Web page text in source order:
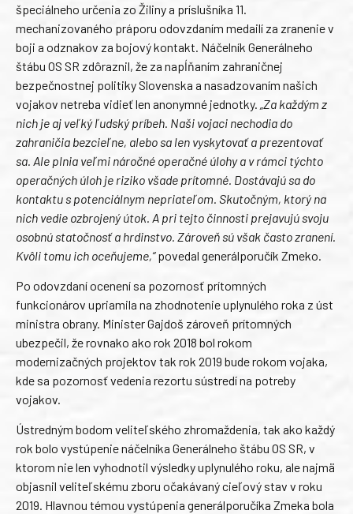
špeciálneho určenia zo Žiliny a príslušníka 11.
mechanizovaného práporu odovzdaním medailí za zranenie v
boji a odznakov za bojový kontakt. Náčelník Generálneho
štábu OS SR zdôraznil, že za napĺňaním zahraničnej
bezpečnostnej politiky Slovenska a nasadzovaním našich
vojakov netreba vidieť len anonymné jednotky. „Za každým z
nich je aj veľký ľudský príbeh. Naši vojaci nechodia do
zahraničia bezcieľne, alebo sa len vyskytovať a prezentovať
sa. Ale plnia veľmi náročné operačné úlohy a v rámci týchto
operačných úloh je riziko všade prítomné. Dostávajú sa do
kontaktu s potenciálnym nepriateľom. Skutočným, ktorý na
nich vedie ozbrojený útok. A pri tejto činnosti prejavujú svoju
osobnú statočnosť a hrdinstvo. Zároveň sú však často zranení.
Kvôli tomu ich oceňujeme,“povedal generálporučík Zmeko.
Po odovzdaní ocenení sa pozornosť prítomných
funkcionárov upriamila na zhodnotenie uplynulého roka z úst
ministra obrany. Minister Gajdoš zároveň prítomných
ubezpečil, že rovnako ako rok 2018 bol rokom
modernizačných projektov tak rok 2019 bude rokom vojaka,
kde sa pozornosť vedenia rezortu sústredí na potreby
vojakov.
Ústredným bodom veliteľského zhromaždenia, tak ako každý
rok bolo vystúpenie náčelníka Generálneho štábu OS SR, v
ktorom nie len vyhodnotil výsledky uplynulého roku, ale najmä
objasnil veliteľskému zboru očakávaný cieľový stav v roku
2019. Hlavnou témou vystúpenia generálporučíka Zmeka bola